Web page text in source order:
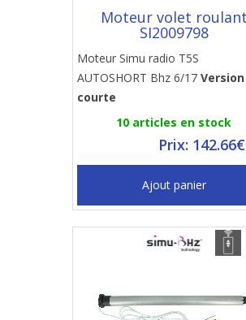
Moteur volet roulant
SI2009798
Moteur Simu radio T5S
AUTOSHORT Bhz 6/17 Version
courte
10 articles en stock
Prix:
Ajout panier